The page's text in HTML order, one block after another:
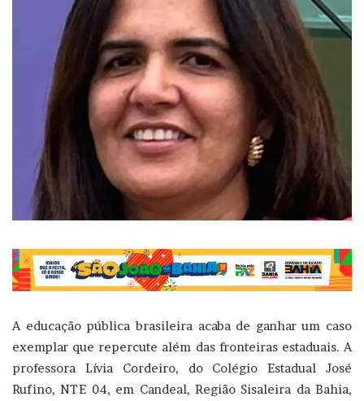
A educação pública brasileira acaba de ganhar um caso
exemplar que repercute além das fronteiras estaduais. A
professora Lívia Cordeiro, do Colégio Estadual José
Rufino, NTE 04, em Candeal, Região Sisaleira da Bahia,